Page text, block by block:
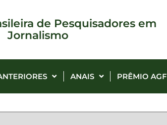
de Pesquisadores em
Jornalismo
ANAIS PRÊMIO AGF